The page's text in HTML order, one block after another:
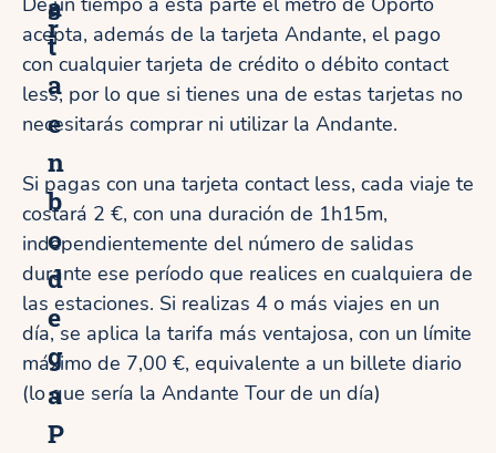
s
r
t
a
e
n
b
o
d
e
g
a
P
acepta, además de la tarjeta Andante, el pago
con cualquier tarjeta de crédito o débito contact
less, por lo que si tienes una de estas tarjetas no
necesitarás comprar ni utilizar la Andante.
Si pagas con una tarjeta contact less, cada viaje te
costará 2 €, con una duración de 1h15m,
independientemente del número de salidas
durante ese período que realices en cualquiera de
las estaciones. Si realizas 4 o más viajes en un
día, se aplica la tarifa más ventajosa, con un límite
máximo de 7,00 €, equivalente a un billete diario
(lo que sería la Andante Tour de un día)